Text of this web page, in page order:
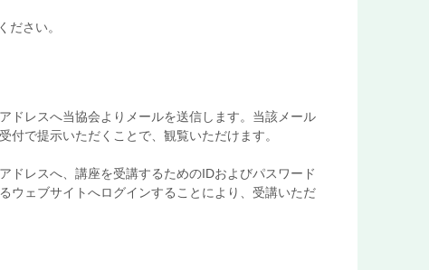
ださい。
ドレスへ当協会よりメールを送信します。当該メール
で提示いただくことで、観覧いただけます。
ドレスへ、講座を受講するためのIDおよびパスワード
ウェブサイトへログインすることにより、受講いただ